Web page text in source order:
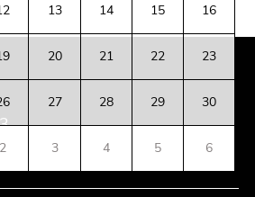
13 14 15 16
20 21 22 23
27 28 29 30
2 3 4 5 6